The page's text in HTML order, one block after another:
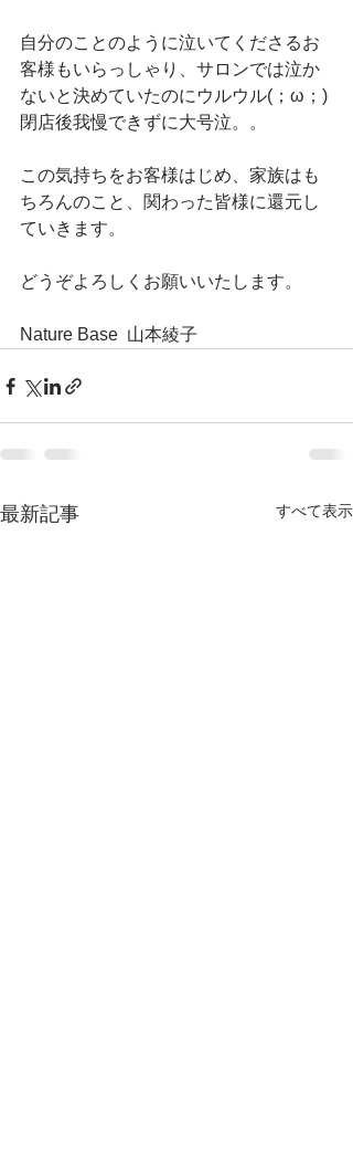
自分のことのように泣いてくださるお
客様もいらっしゃり、サロンでは泣か
ないと決めていたのにウルウル(；ω；)
閉店後我慢できずに大号泣。。
この気持ちをお客様はじめ、家族はも
ちろんのこと、関わった皆様に還元し
ていきます。
どうぞよろしくお願いいたします。
Nature Base  山本綾子
最新記事 すべて表示